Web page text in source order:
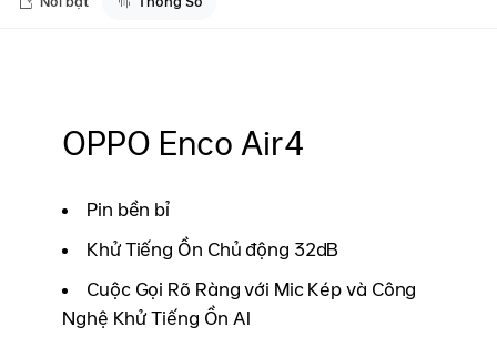
OPPO Enco Air4
Pin bền bỉ
Khử Tiếng Ồn Chủ động 32dB
Cuộc Gọi Rõ Ràng với Mic Kép và Công
Nghệ Khử Tiếng Ồn AI